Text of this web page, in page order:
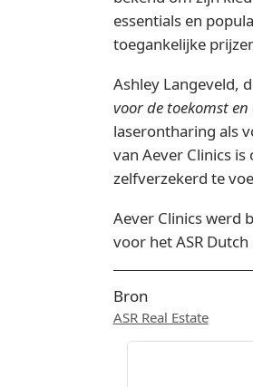
essentials en
toegankelijke
Ashley Langeveld,
voor de toekomst
laserontharing als
van Aever Clinics
zelfverzekerd te
Aever Clinics werd
voor het ASR
Bron
ASR Real Estate